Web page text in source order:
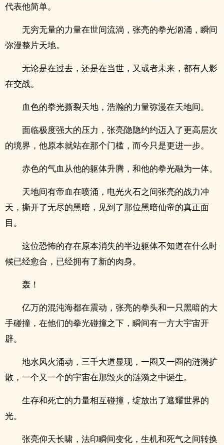
代表他简单。
无穷无量的力量在世间流淌，张亮的拳光汹涌，瞬间
弥漫整片天地。
无论是在过去，还是在当世，又或者未来，都有人影
在交战。
血色的拳光撕裂天地，浩瀚的力量弥漫在天地间。
面临极度强大的压力，张亮隐隐约约迈入了更高层次
的境界，他原本就站在那个门槛，而今只是更进一步。
赤色的气血从他的躯体升腾，和他的拳光融为一体。
天地间有帝血在喷涌，电光火石之间张亮的战力冲
天，撕开了无尽的黑暗，见到了那位黑暗仙帝的真正面
目。
这位恐怖的存在原本消失的半边躯体不知道在什么时
候已经愈合，已经拥有了新的肉身。
轰！
亿万的混沌海都在震动，张亮的拳头和一只黑暗的大
手碰撞，在他们的拳光碰撞之下，瞬间有一方大宇宙开
辟。
地水风火涌动，三千大道显现，一圈又一圈的涟漪扩
散，一个又一个的宇宙在那毁灭的涟漪之中诞生。
生存和死亡的力量相互碰撞，绽放出了遮耀世界的
光。
张亮仰天长啸，法印瞬间变化，生机和死气之间转换